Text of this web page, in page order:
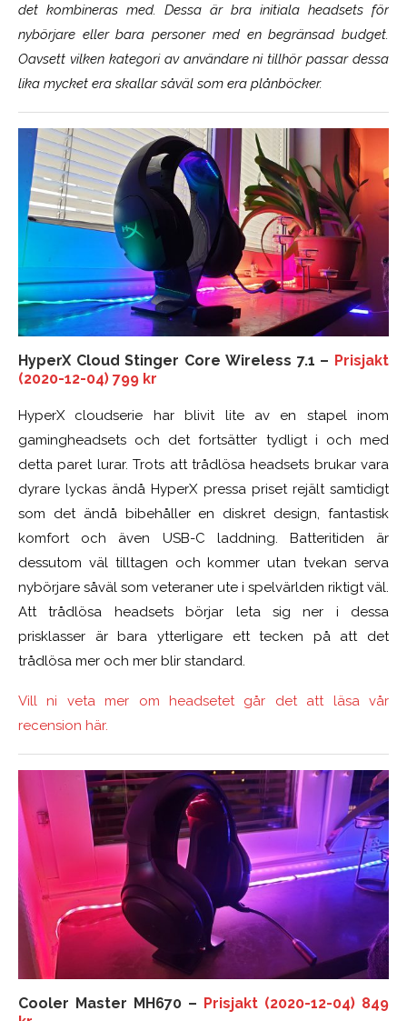
det kombineras med. Dessa är bra initiala headsets för
nybörjare eller bara personer med en begränsad budget.
Oavsett vilken kategori av användare ni tillhör passar dessa
lika mycket era skallar såväl som era plånböcker.
HyperX Cloud Stinger Core Wireless 7.1 – Prisjakt
(2020-12-04) 799 kr
HyperX cloudserie har blivit lite av en stapel inom
gamingheadsets och det fortsätter tydligt i och med
detta paret lurar. Trots att trådlösa headsets brukar vara
dyrare lyckas ändå HyperX pressa priset rejält samtidigt
som det ändå bibehåller en diskret design, fantastisk
komfort och även USB-C laddning. Batteritiden är
dessutom väl tilltagen och kommer utan tvekan serva
nybörjare såväl som veteraner ute i spelvärlden riktigt väl.
Att trådlösa headsets börjar leta sig ner i dessa
prisklasser är bara ytterligare ett tecken på att det
trådlösa mer och mer blir standard.
Vill ni veta mer om headsetet går det att läsa vår
recension här.
Cooler Master MH670 – Prisjakt (2020-12-04) 849